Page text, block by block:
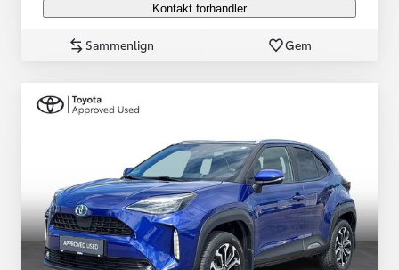
Kontakt forhandler
Sammenlign Gem